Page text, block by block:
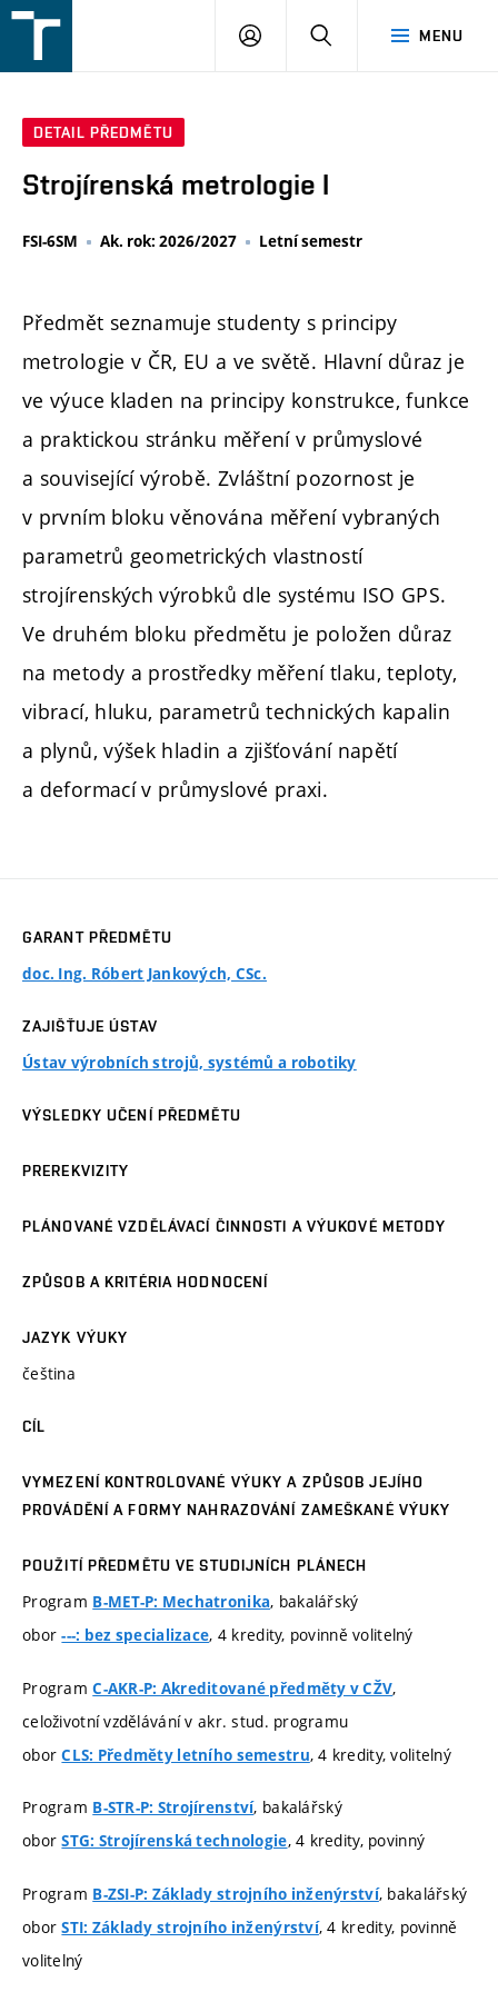
v
MENU
PŘIHLÁŠENÍ
DETAIL PŘEDMĚTU
Strojírenská metrologie I
FSI-6SM Ak. rok: 2026/2027 Letní semestr
Předmět seznamuje studenty s principy
metrologie v ČR, EU a ve světě. Hlavní důraz je
ve výuce kladen na principy konstrukce, funkce
a praktickou stránku měření v průmyslové
a související výrobě. Zvláštní pozornost je
v prvním bloku věnována měření vybraných
parametrů geometrických vlastností
strojírenských výrobků dle systému ISO GPS.
Ve druhém bloku předmětu je položen důraz
na metody a prostředky měření tlaku, teploty,
vibrací, hluku, parametrů technických kapalin
a plynů, výšek hladin a zjišťování napětí
a deformací v průmyslové praxi.
GARANT PŘEDMĚTU
doc. Ing. Róbert Jankových, CSc.
ZAJIŠŤUJE ÚSTAV
Ústav výrobních strojů, systémů a robotiky
VÝSLEDKY UČENÍ PŘEDMĚTU
PREREKVIZITY
PLÁNOVANÉ VZDĚLÁVACÍ ČINNOSTI A VÝUKOVÉ METODY
ZPŮSOB A KRITÉRIA HODNOCENÍ
JAZYK VÝUKY
čeština
CÍL
VYMEZENÍ KONTROLOVANÉ VÝUKY A ZPŮSOB JEJÍHO
PROVÁDĚNÍ A FORMY NAHRAZOVÁNÍ ZAMEŠKANÉ VÝUKY
POUŽITÍ PŘEDMĚTU VE STUDIJNÍCH PLÁNECH
Program B-MET-P: Mechatronika, bakalářský
obor---: bez specializace, 4 kredity, povinně volitelný
ProgramC-AKR-P: Akreditované předměty v CŽV,
celoživotní vzdělávání v akr. stud. programu
oborCLS: Předměty letního semestru, 4 kredity, volitelný
Program B-STR-P: Strojírenství, bakalářský
oborSTG: Strojírenská technologie, 4 kredity, povinný
Program B-ZSI-P: Základy strojního inženýrství, bakalářský
oborSTI: Základy strojního inženýrství, 4 kredity, povinně
volitelný